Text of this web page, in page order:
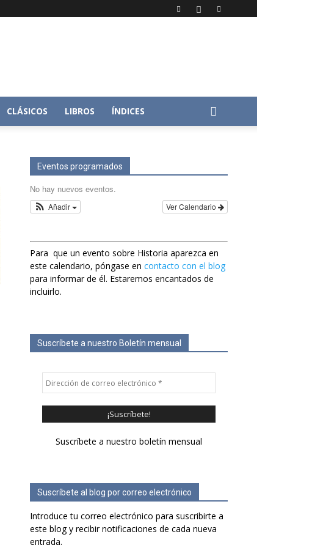
CLÁSICOS LIBROS ÍNDICES
Eventos programados
No hay nuevos eventos.
Ver Calendario
Añadir
Para que un evento sobre Historia aparezca en
este calendario, póngase en contacto con el blog
para informar de él. Estaremos encantados de
incluirlo.
Suscríbete a nuestro Boletín mensual
Suscríbete a nuestro boletín mensual
Suscríbete al blog por correo electrónico
Introduce tu correo electrónico para suscribirte a
este blog y recibir notificaciones de cada nueva
entrada.